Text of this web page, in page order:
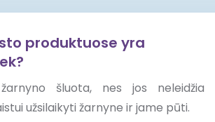
produktuose yra
šluota, nes jos neleidžia
užsilaikyti žarnyne ir jame pūti.